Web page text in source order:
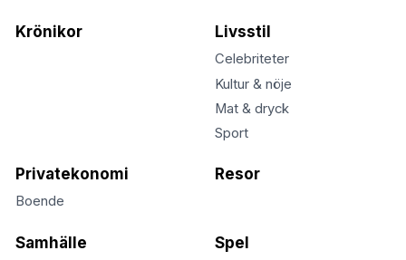
Krönikor Livsstil
Celebriteter
Kultur & nöje
Mat & dryck
Sport
Privatekonomi
Boende
Resor
Samhälle Spel